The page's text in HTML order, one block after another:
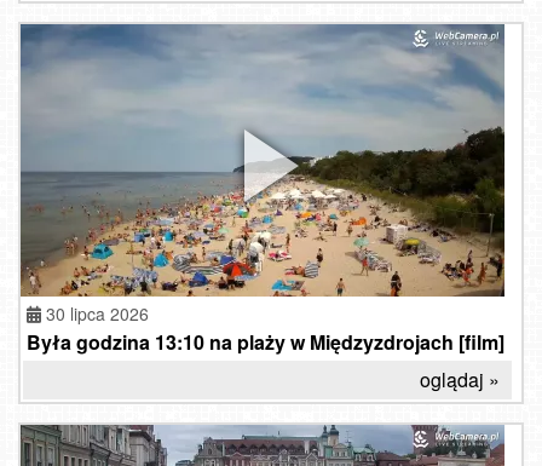
30 lipca 2026
Była godzina 13:10 na plaży w Międzyzdrojach [film]
oglądaj »